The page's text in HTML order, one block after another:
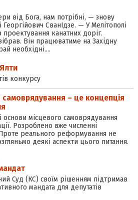
від Бога, нам потрібні, — знову
СванІдзе. — У Мелітополі
проектування канатних доріг.
Він працюватиме на Західну
необхідні.…
конкурсу
– це концепція
основи місцевого самоврядування
Розроблено вже численні
реального реформування не
деякі аспекти цього питання.
Суд (КС) своїм рішенням підтримав
мандата для депутатів